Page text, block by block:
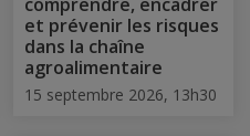
et prévenir les risques
dans la chaîne
agroalimentaire
15 septembre 2026, 13h30